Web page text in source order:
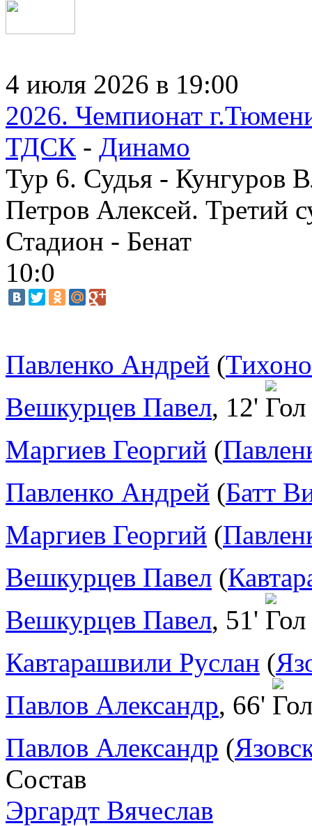
4 июля 2026 в 19:00
2026. Чемпионат
ТДСК - Динамо
Тур 6. Судья - Кунгуров
Петров Алексей. Третий
Стадион - Бенат
10:0
Павленко Андрей (
Вешкурцев Павел, 12'
Маргиев Георгий (
Павленко Андрей (Батт
Маргиев Георгий (
Вешкурцев Павел (
Вешкурцев Павел, 51'
Кавтарашвили Руслан (
Павлов Александр, 66'
Павлов Александр (
Состав
Эргардт Вячеслав